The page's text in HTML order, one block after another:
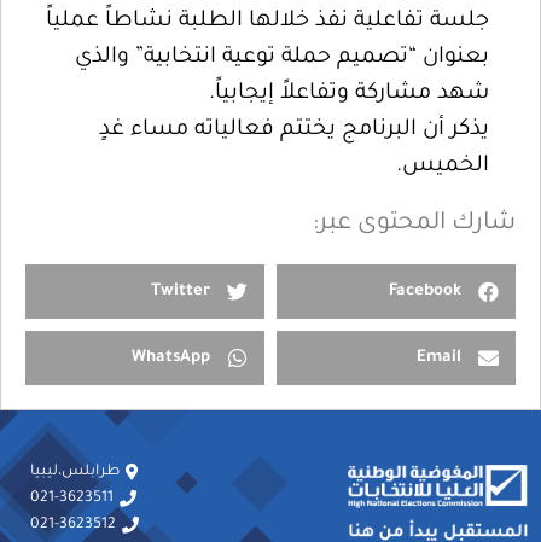
جلسة تفاعلية نفذ خلالها الطلبة نشاطاً عملياً
بعنوان “تصميم حملة توعية انتخابية” والذي
شهد مشاركة وتفاعلاً إيجابياً.
يذكر أن البرنامج يختتم فعالياته مساء غدٍ
الخميس.
شارك المحتوى عبر:
Facebook
Twitter
Email
WhatsApp
طرابلس،ليبيا
021-3623511
021-3623512